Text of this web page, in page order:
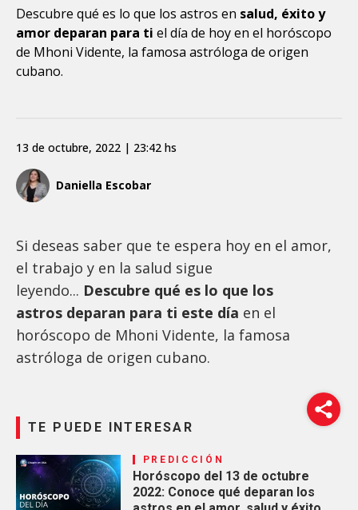
Descubre qué es lo que los astros en salud, éxito y
amor deparan para ti el día de hoy en el horóscopo
de Mhoni Vidente, la famosa astróloga de origen
cubano.
Daniella Escobar
13 de octubre, 2022 | 23:42 hs
Si deseas saber que te espera hoy en el amor,
el trabajo y en la salud sigue
leyendo... Descubre qué es lo que los
astros deparan para ti este día en el
horóscopo de Mhoni Vidente, la famosa
astróloga de origen cubano.
TE PUEDE INTERESAR
PREDICCIÓN
Horóscopo del 13 de octubre
2022: Conoce qué deparan los